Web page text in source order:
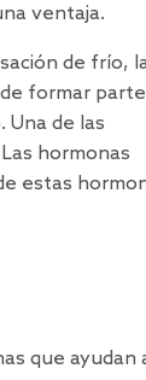
ventaja.
de frío,
formar parte
de las
hormonas
estas
que ayudan